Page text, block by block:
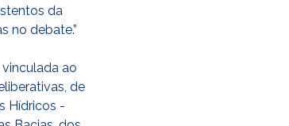
da
no debate.”
ao
de
Hídricos -